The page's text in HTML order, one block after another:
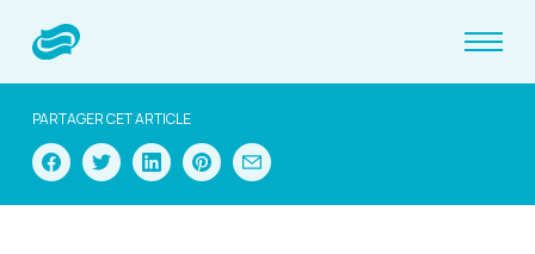
PARTAGER CET ARTICLE